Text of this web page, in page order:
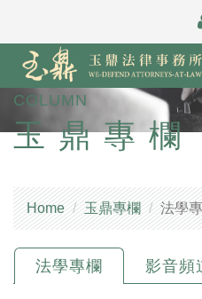
COLUMN
玉鼎專欄
Home 玉鼎專欄 法學
法學專欄 影音頻